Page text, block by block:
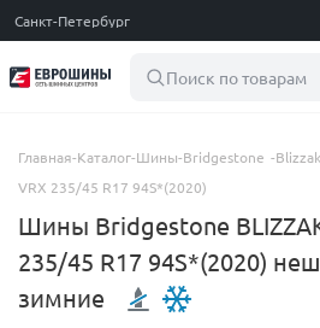
Санкт-Петербург
Поиск по товарам
Главная-Каталог-Шины-Bridgestone -
VRX 235/45 R17 94S*(2020)
Шины Bridgestone
235/45 R17 94S*(2020)
зимние